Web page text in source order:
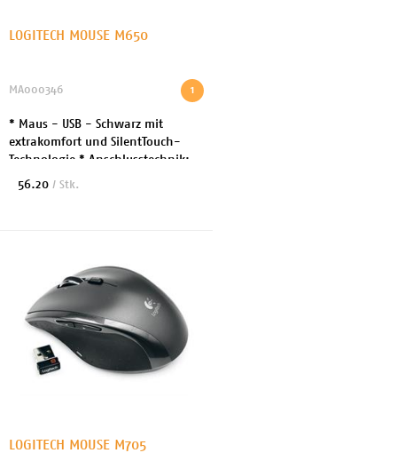
LOGITECH MOUSE M650
1
MA000346
* Maus - USB - Schwarz mit
extrakomfort und SilentTouch-
Technologie * Anschlusstechnik:
Drahtlos - USB, Bluetooth *
56.20 / Stk.
LOGITECH MOUSE M705